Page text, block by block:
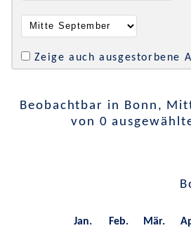
Zeige auch ausgestorbene
Beobachtbar in Bonn,
von 0
Jan. Feb. Mär.